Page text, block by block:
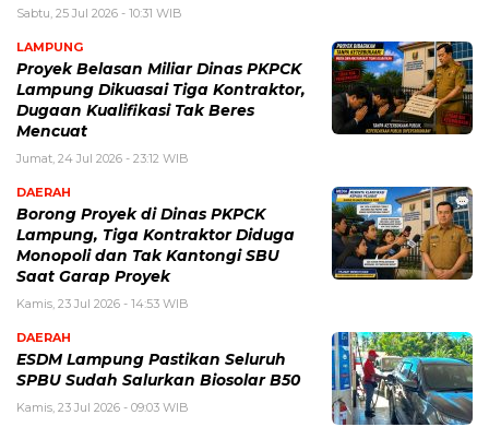
Sabtu, 25 Jul 2026 - 10:31 WIB
LAMPUNG
Proyek Belasan Miliar Dinas PKPCK
Lampung Dikuasai Tiga Kontraktor,
Dugaan Kualifikasi Tak Beres
Mencuat
Jumat, 24 Jul 2026 - 23:12 WIB
DAERAH
Borong Proyek di Dinas PKPCK
Lampung, Tiga Kontraktor Diduga
Monopoli dan Tak Kantongi SBU
Saat Garap Proyek
Kamis, 23 Jul 2026 - 14:53 WIB
DAERAH
ESDM Lampung Pastikan Seluruh
SPBU Sudah Salurkan Biosolar B50
Kamis, 23 Jul 2026 - 09:03 WIB